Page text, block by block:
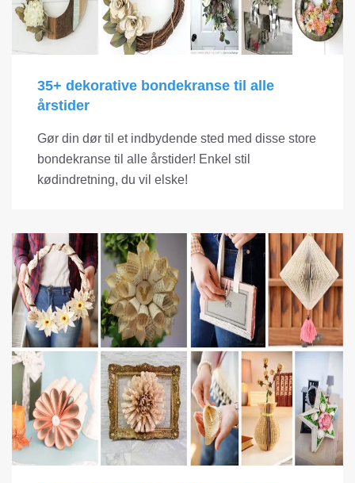
35+ dekorative bondekranse til alle
årstider
Gør din dør til et indbydende sted med disse store
bondekranse til alle årstider! Enkel stil
kødindretning, du vil elske!